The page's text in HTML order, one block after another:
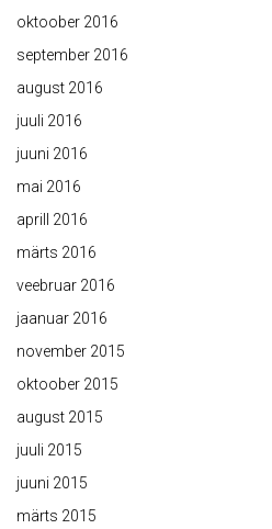
oktoober 2016
september 2016
august 2016
juuli 2016
juuni 2016
mai 2016
aprill 2016
märts 2016
veebruar 2016
jaanuar 2016
november 2015
oktoober 2015
august 2015
juuli 2015
juuni 2015
märts 2015